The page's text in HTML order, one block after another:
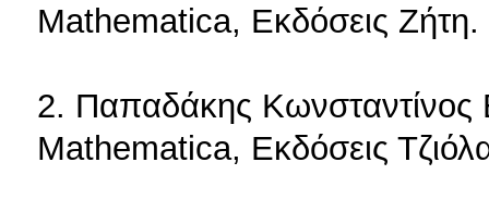
Mathematica, Εκδόσεις Ζήτη.
2. Παπαδάκης
Mathematica, Εκδόσεις